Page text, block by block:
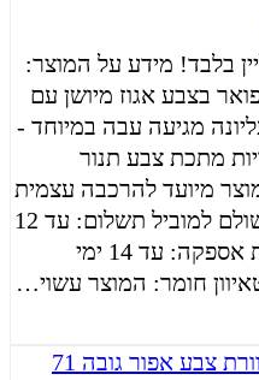
בלבד! מידע על המוצר:
בצבע אגוז מיושן עם
מגיעה עבה במיוחד -
מתכת צבע תנור
* המוצר מיועד להרכבה עצמית
הובלה: 200 ש"ח ישולם למוביל תשלום: עד 12
תשלומים ללא ריבית אספקה: עד 14 ימי
חומר: המוצר עשוי…